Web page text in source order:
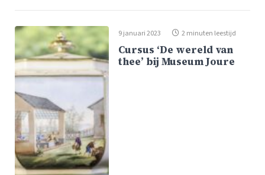
9 januari 2023 2 minuten leestijd
Cursus ‘De wereld van
thee’ bij Museum Joure